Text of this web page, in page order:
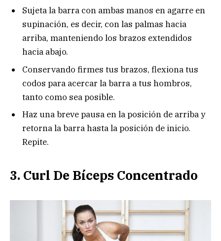
Sujeta la barra con ambas manos en agarre en
supinación, es decir, con las palmas hacia
arriba, manteniendo los brazos extendidos
hacia abajo.
Conservando firmes tus brazos, flexiona tus
codos para acercar la barra a tus hombros,
tanto como sea posible.
Haz una breve pausa en la posición de arriba y
retorna la barra hasta la posición de inicio.
Repite.
3. Curl De Bíceps Concentrado